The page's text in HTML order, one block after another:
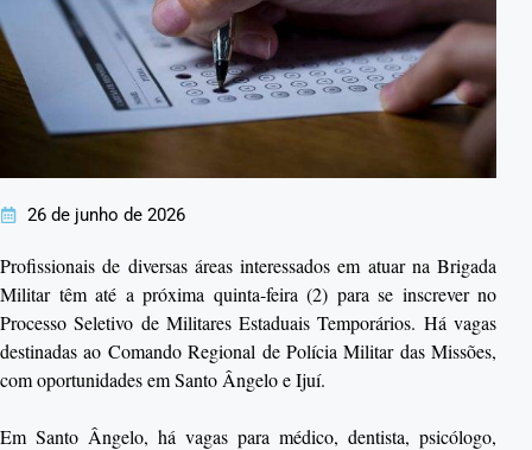
26 de junho de 2026
Profissionais de diversas áreas interessados em atuar na Brigada
Militar têm até a próxima quinta-feira (2) para se inscrever no
Processo Seletivo de Militares Estaduais Temporários. Há vagas
destinadas ao Comando Regional de Polícia Militar das Missões,
com oportunidades em Santo Ângelo e Ijuí.
Em Santo Ângelo, há vagas para médico, dentista, psicólogo,